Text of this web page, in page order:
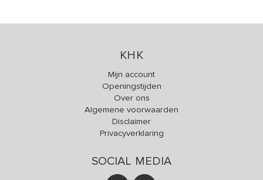
KHK
Mijn account
Openingstijden
Over ons
Algemene voorwaarden
Disclaimer
Privacyverklaring
SOCIAL MEDIA